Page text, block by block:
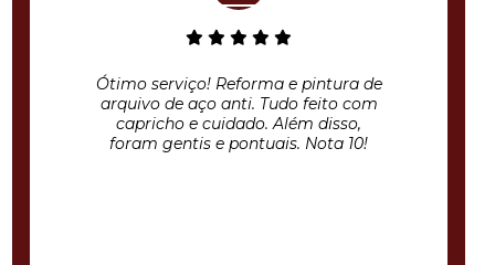
Ótimo serviço! Reforma e pintura de
arquivo de aço anti. Tudo feito com
capricho e cuidado. Além disso,
foram gentis e pontuais. Nota 10!